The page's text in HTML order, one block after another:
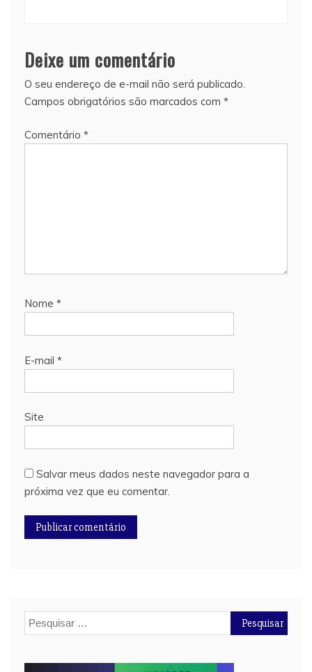
Deixe um comentário
O seu endereço de e-mail não será publicado.
Campos obrigatórios são marcados com *
Comentário *
Nome *
E-mail *
Site
Salvar meus dados neste navegador para a
próxima vez que eu comentar.
Pesquisar
por: